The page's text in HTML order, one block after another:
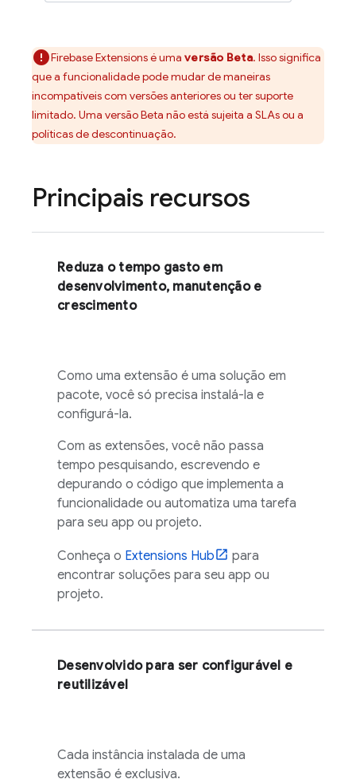
Firebase Extensionsé uma versão Beta. Isso significa
que a funcionalidade pode mudar de maneiras
incompatíveis com versões anteriores ou ter suporte
limitado. Uma versão Beta não está sujeita a SLAs ou a
políticas de descontinuação.
Principais recursos
Reduza o tempo gasto em
desenvolvimento, manutenção e
crescimento
Como uma extensão é uma solução em
pacote, você só precisa instalá-la e
configurá-la.
Com as extensões, você não passa
tempo pesquisando, escrevendo e
depurando o código que implementa a
funcionalidade ou automatiza uma tarefa
para seu app ou projeto.
Conheça o Extensions Hub
para
encontrar soluções para seu app ou
projeto.
Desenvolvido para ser configurável e
reutilizável
Cada instância instalada de uma
extensão é exclusiva.